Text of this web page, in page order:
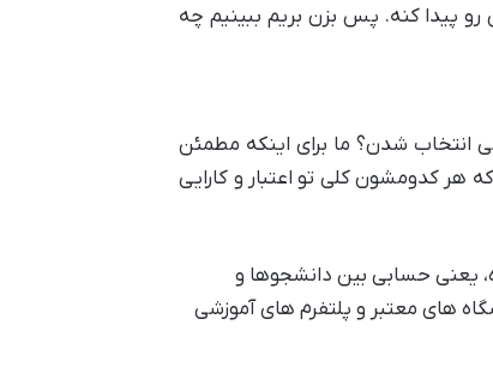
پیدا کنه. پس بزن بریم ببینیم چه
انتخاب شدن؟ ما برای اینکه مطمئن
هر کدومشون کلی تو اعتبار و کارایی
یعنی حسابی بین دانشجوها و
های معتبر و پلتفرم های آموزشی